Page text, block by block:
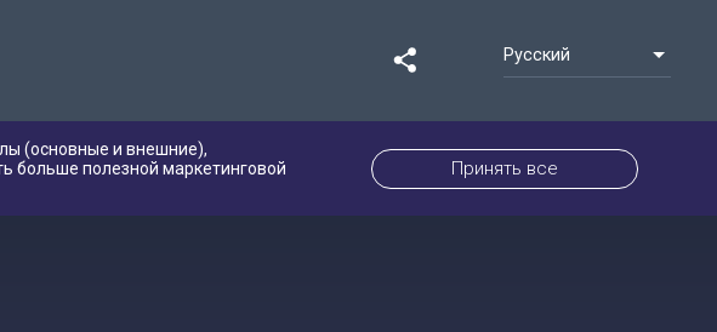
Русский
(основные и внешние),
больше полезной маркетинговой
Принять все